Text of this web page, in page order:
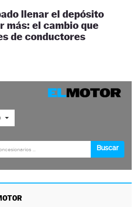
llenar el depósito
más: el cambio que
de conductores